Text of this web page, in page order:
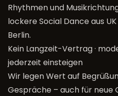
Rhythmen und
lockere Social Dance aus
Berlin.
Kein Langzeit-Vertrag ·
jederzeit einsteigen
Wir legen Wert auf
Gespräche – auch für neue